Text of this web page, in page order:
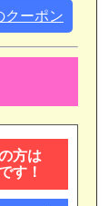
クーポン
方は
す！